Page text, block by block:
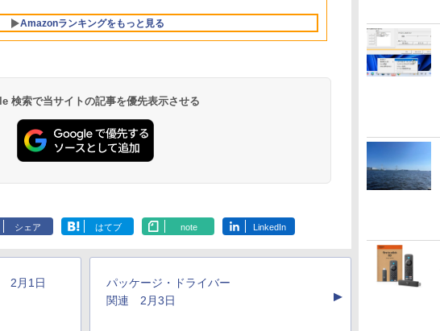
Retinaディスプレ
イ、16GBユニファイ
ドメモリ、1TB SSD
ド、Touch ID - シル
バー
FMVWK3E15W_AZ
Amazonランキングをもっと見る
テム
ライ
ンライ
2024(最新 永続版)|オ
ンラインコード
10/mac対応|PC2台
￥39,582
定バーチャルアイテ
ムを含む】 【オンラ
ロブロックス | オン
￥3,200
フト): Java & Bedrock
Edition | オンラインコ
￥3,600
の言
リー
非エンジニア 初心者
素人 でも安心 使い方
もコンテンツ作成に
非エンジニアのため
のAIコーディング入
￥99
デザイン入門講座
［第2版］
￥1,292
ードウェア・市販ソフ
トウェアのパーフェク
レータ紹介
￥1,600
面で
週間持
電子
広告な
ション (32GB) 7イン
チディスプレイ、明
調節ライト、12週間
告なし、メタリック
￥27,980
トレージ、防水、7イ
ンチカラーディスプ
ト、最大8週間持続バ
し、ブラック (2025
年発売)
￥31,980
インチカラーディスプ
レイ、64GBストレー
明るさ自動調整、色調
ムペン付き、グラファ
￥115,980
検索で当サイトの記事を優先表示させる
シェア はてブ note LinkedIn
2月1日
パッケージ・ドライバー
関連 2月3日
▲